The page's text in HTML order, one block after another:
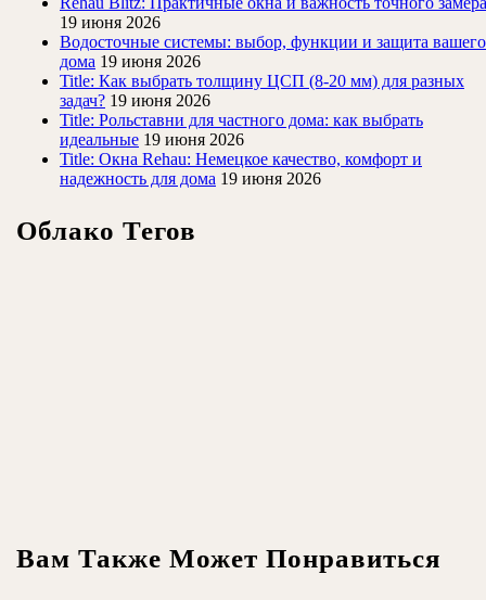
19 июня 2026
Водосточные системы: выбор, функции и защита вашего
дома 19 июня 2026
Title: Как выбрать толщину ЦСП (8-20 мм) для разных
задач? 19 июня 2026
Title: Рольставни для частного дома: как выбрать
идеальные 19 июня 2026
Title: Окна Rehau: Немецкое качество, комфорт и
надежность для дома 19 июня 2026
Облако Тегов
Вам Также Может Понравиться